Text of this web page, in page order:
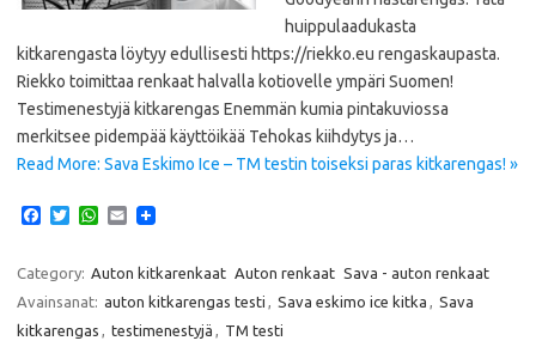
huippulaadukasta
kitkarengasta löytyy edullisesti https://riekko.eu rengaskaupasta.
Riekko toimittaa renkaat halvalla kotiovelle ympäri Suomen!
Testimenestyjä kitkarengas Enemmän kumia pintakuviossa
merkitsee pidempää käyttöikää Tehokas kiihdytys ja…
Read More: Sava Eskimo Ice – TM testin toiseksi paras kitkarengas! »
e
b
o
o
T
t
e
r
W
t
A
p
E
i
Category: Auton kitkarenkaat Auton renkaat Sava - auton renkaat
Avainsanat: auton kitkarengas testi Sava eskimo ice kitka
Sava
kitkarengas
testimenestyjä TM testi